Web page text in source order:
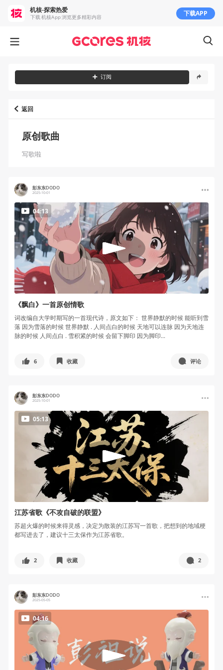
返回
原创歌曲
写歌啦
彭东东DODO
2025-10-01
04:13
《飘白》一首原创情歌
词改编自大学时期写的一首现代诗，原文如下： 世界静默的时候 能听到雪
落 因为雪落的时候 世界静默 . 人间点白的时候 天地可以连脉 因为天地连
脉的时候 人间点白 . 雪积紧的时候 会留下脚印 因为脚印...
6 收藏 评论
彭东东DODO
2025-10-01
05:13
江苏省歌《不攻自破的联盟》
苏超火爆的时候来得灵感，决定为散装的江苏写一首歌，把想到的地域梗
都写进去了，建议十三太保作为江苏省歌。
2 收藏 2
彭东东DODO
2025-05-05
04:16
订阅
机核-探索热爱
下载 机核App 浏览更多精彩内容 下载APP